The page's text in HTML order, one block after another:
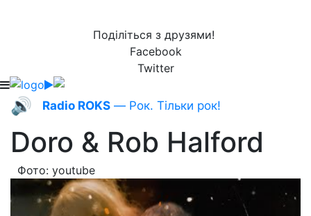
Поділіться з друзями!
Facebook
Twitter
🔊 Radio ROKS — Рок. Тільки рок!
Doro & Rob Halford
Фото: youtube